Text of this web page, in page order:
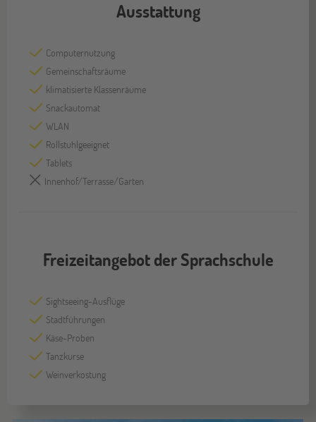
Ausstattung
Computernutzung
Gemeinschaftsräume
klimatisierte Klassenräume
Snackautomat
WLAN
Rollstuhlgeeignet
Tablets
Innenhof/Terrasse/Garten
Freizeitangebot der Sprachschule
Sightseeing-Ausflüge
Stadtführungen
Käse-Proben
Tanzkurse
Weinverkostung